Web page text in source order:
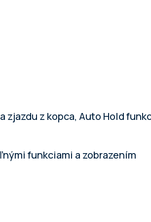
zjazdu z kopca, Auto Hold
funkciami a zobrazením